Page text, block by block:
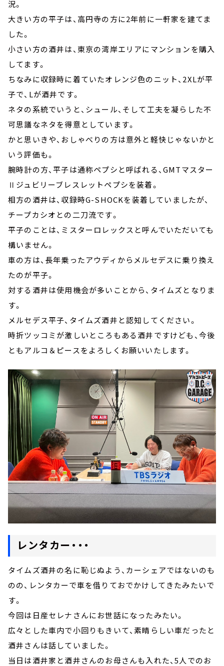
況。
大きい方の平子は、高円寺の方に2年前に一軒家を建てま
した。
小さい方の酒井は、東京の湾岸エリアにマンションを購入
してます。
ちなみに収録時に着ていたオレンジ色のニット、2XLが平
子で、Lが酒井です。
ネタの系統でいうと、シュール、そして工夫を凝らした不
可思議なネタを得意としています。
かと思いきや、おしゃべりの方は意外と軽快じゃないかと
いう評価も。
腕時計の方、平子は通称ペプシと呼ばれる、GMTマスター
Ⅱジュビリーブレスレットペプシを装着。
相方の酒井は、収録時G-SHOCKを装着していましたが、
チープカシオとの二刀流です。
平子のことは、ミスターロレックスと呼んでいただいても
構いません。
車の方は、長年乗ったアウディからメルセデスに乗り換え
たのが平子。
対する酒井は使用機会が多いことから、タイムズとなりま
す。
メルセデス平子、タイムズ酒井と認知してください。
時折ツッコミが激しいところもある酒井ですけども、今後
ともアルコ＆ピースをよろしくお願いいたします。
レンタカー・・・
タイムズ酒井の名に恥じぬよう、カーシェアではないのも
のの、レンタカーで車を借りておでかけしてきたみたいで
す。
今回は日産セレナさんにお世話になったみたい。
広々とした車内で小回りもきいて、素晴らしい車だったと
酒井さんは話していました。
当日は酒井家と酒井さんのお母さんも入れた、5人でのお